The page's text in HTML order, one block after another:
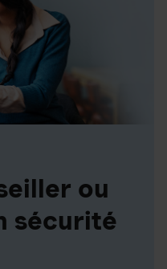
ou
sécurité